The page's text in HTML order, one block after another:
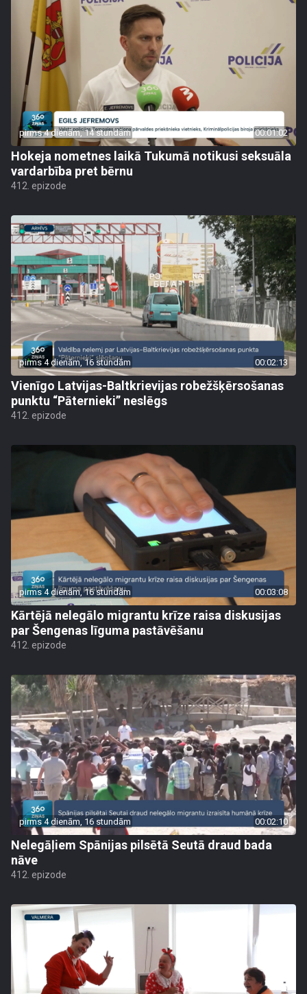
pirms 4 dienām, 14 stundām 00:01:02
Hokeja nometnes laikā Tukumā notikusi seksuāla
vardarbība pret bērnu
412. epizode
pirms 4 dienām, 16 stundām 00:02:13
Vienīgo Latvijas-Baltkrievijas robežšķērsošanas
punktu “Pāternieki” neslēgs
412. epizode
pirms 4 dienām, 16 stundām 00:03:08
Kārtējā nelegālo migrantu krīze raisa diskusijas
par Šengenas līguma pastāvēšanu
412. epizode
pirms 4 dienām, 16 stundām 00:02:10
Nelegāļiem Spānijas pilsētā Seutā draud bada
nāve
412. epizode